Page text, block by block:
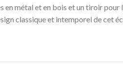
métal et en bois et un tiroir
classique et intemporel de cet